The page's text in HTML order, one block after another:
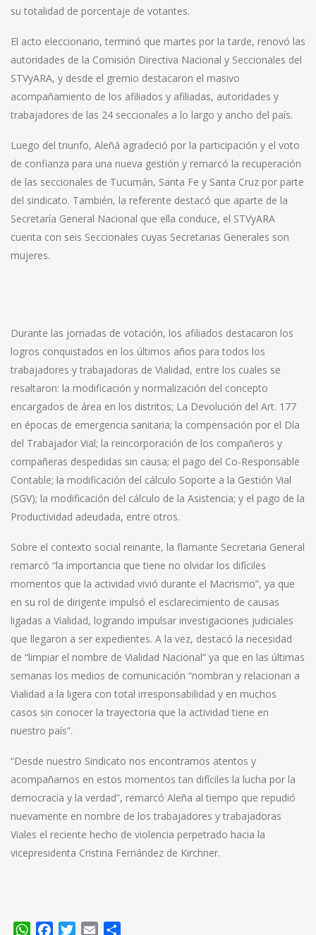
su totalidad de porcentaje de votantes.
El acto eleccionario, terminó que martes por la tarde, renovó las
autoridades de la Comisión Directiva Nacional y Seccionales del
STVyARA, y desde el gremio destacaron el masivo
acompañamiento de los afiliados y afiliadas, autoridades y
trabajadores de las 24 seccionales a lo largo y ancho del país.
Luego del triunfo, Aleñá agradeció por la participación y el voto
de confianza para una nueva gestión y remarcó la recuperación
de las seccionales de Tucumán, Santa Fe y Santa Cruz por parte
del sindicato. También, la referente destacó que aparte de la
Secretaría General Nacional que ella conduce, el STVyARA
cuenta con seis Seccionales cuyas Secretarias Generales son
mujeres.
Durante las jornadas de votación, los afiliados destacaron los
logros conquistados en los últimos años para todos los
trabajadores y trabajadoras de Vialidad, entre los cuales se
resaltaron: la modificación y normalización del concepto
encargados de área en los distritos; La Devolución del Art. 177
en épocas de emergencia sanitaria; la compensación por el Día
del Trabajador Vial; la reincorporación de los compañeros y
compañeras despedidas sin causa; el pago del Co-Responsable
Contable; la modificación del cálculo Soporte a la Gestión Vial
(SGV); la modificación del cálculo de la Asistencia; y el pago de la
Productividad adeudada, entre otros.
Sobre el contexto social reinante, la flamante Secretaria General
remarcó “la importancia que tiene no olvidar los difíciles
momentos que la actividad vivió durante el Macrismo”, ya que
en su rol de dirigente impulsó el esclarecimiento de causas
ligadas a Vialidad, logrando impulsar investigaciones judiciales
que llegaron a ser expedientes. A la vez, destacó la necesidad
de “limpiar el nombre de Vialidad Nacional” ya que en las últimas
semanas los medios de comunicación “nombran y relacionan a
Vialidad a la ligera con total irresponsabilidad y en muchos
casos sin conocer la trayectoria que la actividad tiene en
nuestro país”.
“Desde nuestro Sindicato nos encontramos atentos y
acompañamos en estos momentos tan difíciles la lucha por la
democracia y la verdad”, remarcó Aleña al tiempo que repudió
nuevamente en nombre de los trabajadores y trabajadoras
Viales el reciente hecho de violencia perpetrado hacia la
vicepresidenta Cristina Fernández de Kirchner.
WhatsApp
FacebookTwitter
Email